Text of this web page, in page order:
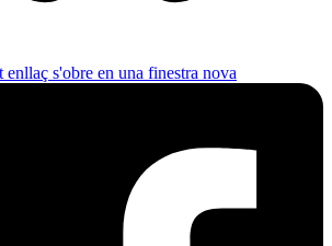
enllaç s'obre en una finestra nova